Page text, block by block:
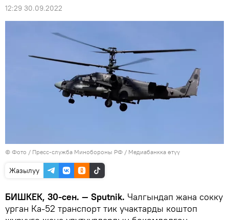
12:29 30.09.2022
© Фото / Пресс-служба Минобороны РФ / Медиабанкка өтүү
Жазылуу
БИШКЕК, 30-сен. — Sputnik. Чалгындап жана сокку
урган Ка-52 транспорт тик учактарды коштоп